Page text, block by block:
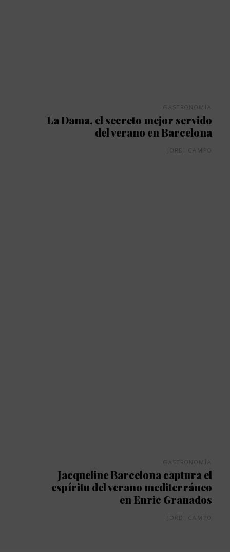
GASTRONOMÍA
La Dama, el secreto mejor servido
del verano en Barcelona
JORDI CAMPO
GASTRONOMÍA
Jacqueline Barcelona captura el
espíritu del verano mediterráneo
en Enric Granados
JORDI CAMPO